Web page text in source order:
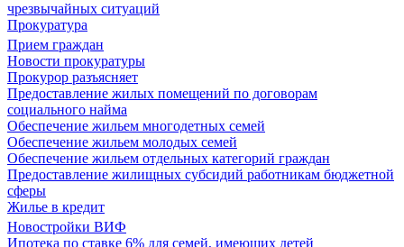
чрезвычайных ситуаций
Прокуратура
Прием граждан
Новости прокуратуры
Прокурор разъясняет
Предоставление жилых помещений по договорам
социального найма
Обеспечение жильем многодетных семей
Обеспечение жильем молодых семей
Обеспечение жильем отдельных категорий граждан
Предоставление жилищных субсидий работникам бюджетной
сферы
Жилье в кредит
Новостройки ВИФ
Ипотека по ставке 6% для семей, имеющих детей